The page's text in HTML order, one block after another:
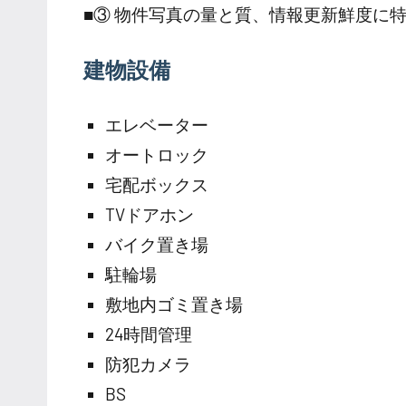
■③ 物件写真の量と質、情報更新鮮度に
建物設備
エレベーター
オートロック
宅配ボックス
TVドアホン
バイク置き場
駐輪場
敷地内ゴミ置き場
24時間管理
防犯カメラ
BS